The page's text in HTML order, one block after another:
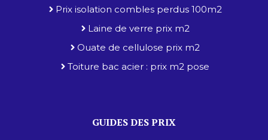
Prix isolation combles perdus 100m2
Laine de verre prix m2
Ouate de cellulose prix m2
Toiture bac acier : prix m2 pose
GUIDES DES PRIX